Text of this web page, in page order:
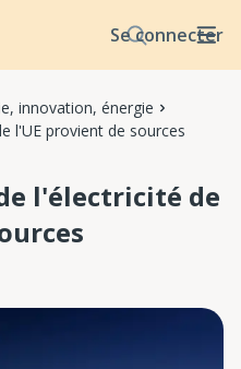
Se connecter
innovation, énergie
l'UE provient de sources
l'électricité de